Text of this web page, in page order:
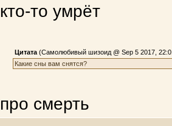
кто-то умрёт
Цитата(Самолюбивый шизоид @ Sep 5 2017,
Какие сны вам снятся?
про смерть